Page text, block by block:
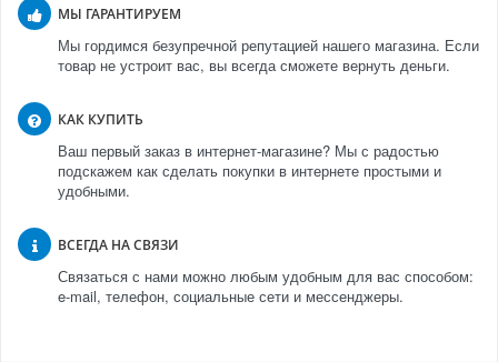
МЫ ГАРАНТИРУЕМ
Мы гордимся безупречной репутацией нашего магазина. Если
товар не устроит вас, вы всегда сможете вернуть деньги.
КАК КУПИТЬ
Ваш первый заказ в интернет-магазине? Мы с радостью
подскажем как сделать покупки в интернете простыми и
удобными.
ВСЕГДА НА СВЯЗИ
Связаться с нами можно любым удобным для вас способом:
e-mail, телефон, социальные сети и мессенджеры.